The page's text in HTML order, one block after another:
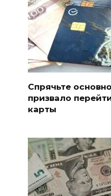
Спрячьте
призвало
карты